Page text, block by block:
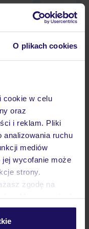
O plikach cookies
cookie w celu
oraz
i reklam. Pliki
ruchu
mediów
jej wycofanie może
strony.
zgodę na
w zakładkę